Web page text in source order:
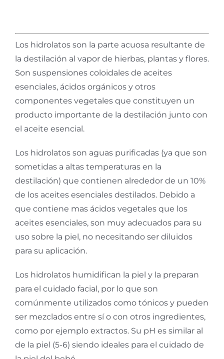
Los hidrolatos son la parte acuosa resultante de
la destilación al vapor de hierbas, plantas y flores.
Son suspensiones coloidales de aceites
esenciales, ácidos orgánicos y otros
componentes vegetales que constituyen un
producto importante de la destilación junto con
el aceite esencial.
Los hidrolatos son aguas purificadas (ya que son
sometidas a altas temperaturas en la
destilación) que contienen alrededor de un 10%
de los aceites esenciales destilados. Debido a
que contiene mas ácidos vegetales que los
aceites esenciales, son muy adecuados para su
uso sobre la piel, no necesitando ser diluidos
para su aplicación.
Los hidrolatos humidifican la piel y la preparan
para el cuidado facial, por lo que son
comúnmente utilizados como tónicos y pueden
ser mezclados entre sí o con otros ingredientes,
como por ejemplo extractos. Su pH es similar al
de la piel (5-6) siendo ideales para el cuidado de